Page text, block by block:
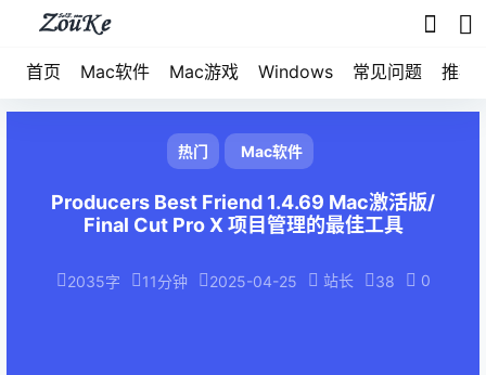
首页 Mac软件 Mac游戏 Windows 常见问题 推荐
热门 Mac软件
Producers Best Friend 1.4.69 Mac激活版/
Final Cut Pro X 项目管理的最佳工具
2035字 11分钟 2025-04-25 站长 38 0